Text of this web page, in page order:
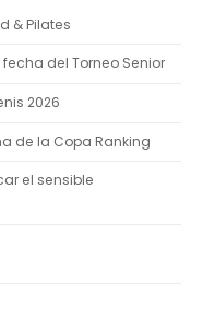
& Pilates
del Torneo Senior
2026
de la Copa Ranking
el sensible